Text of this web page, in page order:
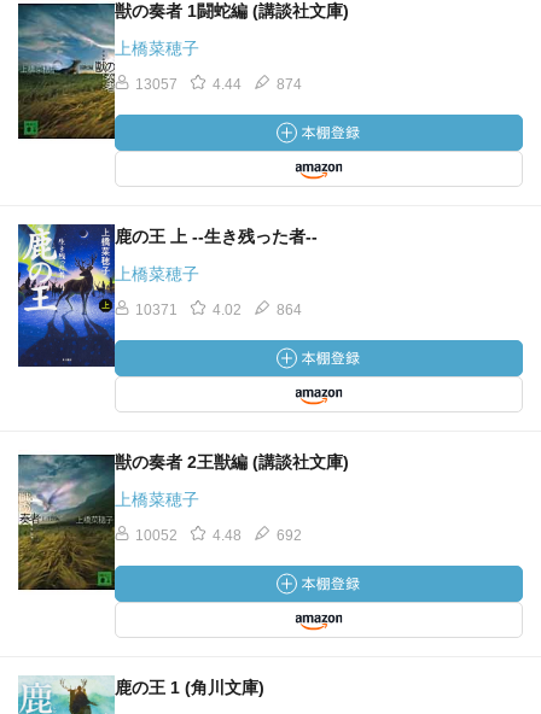
獣の奏者 1闘蛇編 (講談社文庫)
上橋菜穂子
13057 4.44 874
鹿の王 上 ‐‐生き残った者‐‐
上橋菜穂子
10371 4.02 864
獣の奏者 2王獣編 (講談社文庫)
上橋菜穂子
10052 4.48 692
鹿の王 1 (角川文庫)